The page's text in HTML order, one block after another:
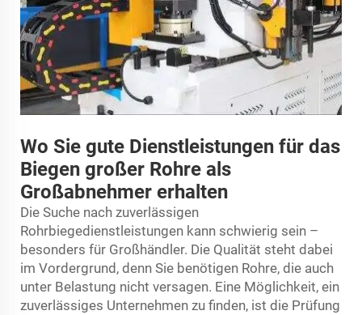
Wo Sie gute Dienstleistungen für das
Biegen großer Rohre als
Großabnehmer erhalten
Die Suche nach zuverlässigen
Rohrbiegedienstleistungen kann schwierig sein –
besonders für Großhändler. Die Qualität steht dabei
im Vordergrund, denn Sie benötigen Rohre, die auch
unter Belastung nicht versagen. Eine Möglichkeit, ein
zuverlässiges Unternehmen zu finden, ist die Prüfung